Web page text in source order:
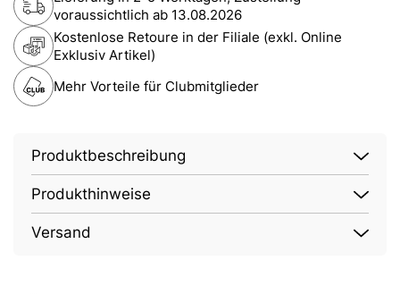
voraussichtlich ab 13.08.2026
Kostenlose Retoure in der Filiale (exkl. Online
Exklusiv Artikel)
Mehr Vorteile für Clubmitglieder
Produktbeschreibung
Produkthinweise
Versand